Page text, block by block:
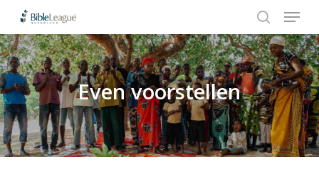
main
content
Hit enter to search or ESC to close
search
Menu
Even voorstellen
Close
Menu